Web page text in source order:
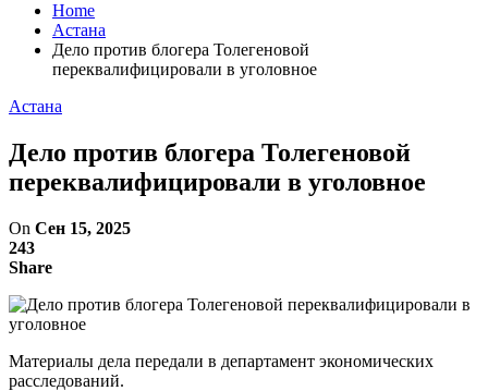
Home
Астана
Дело против блогера Толегеновой
переквалифицировали в уголовное
Астана
Дело против блогера Толегеновой
переквалифицировали в уголовное
On Сен 15, 2025
243
Share
Материалы дела передали в департамент экономических
расследований.